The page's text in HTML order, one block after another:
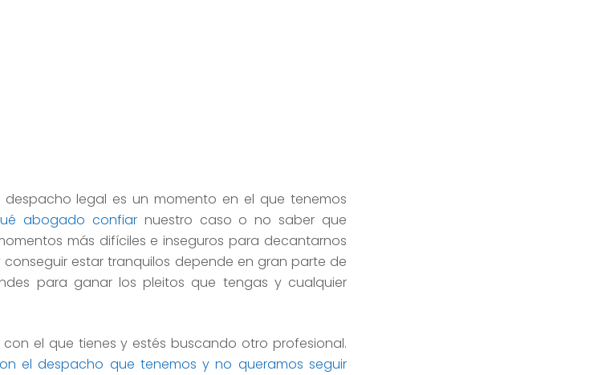
legal es un momento en el que tenemos
abogado confiarnuestro caso o no saber que
más difíciles e inseguros para decantarnos
estar tranquilos depende en gran parte de
para ganar los pleitos que tengas y cualquier
el que tienes y estés buscando otro profesional.
el despacho que tenemos y no queramos seguir